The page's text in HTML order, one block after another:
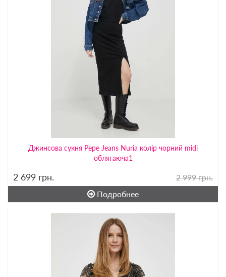
Джинсова сукня Pepe Jeans Nuria колір чорний midi
облягаюча1
2 699 грн.
2 999 грн.
Подробнее